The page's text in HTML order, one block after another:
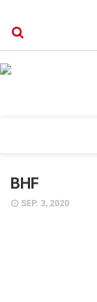
Forschung
BHF
SEP. 3, 2020